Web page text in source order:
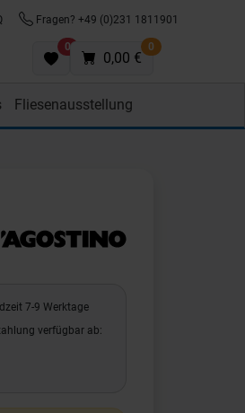
Fragen? +49 (0)231 1811901
0 0
0,00 €
Fliesenausstellung
7-9 Werktage
verfügbar ab: